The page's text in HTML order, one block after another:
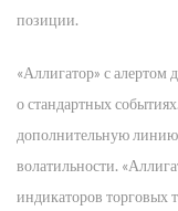
позиции.
«Аллигатор» с
о стандартных
дополнительную
волатильности.
индикаторов торговых